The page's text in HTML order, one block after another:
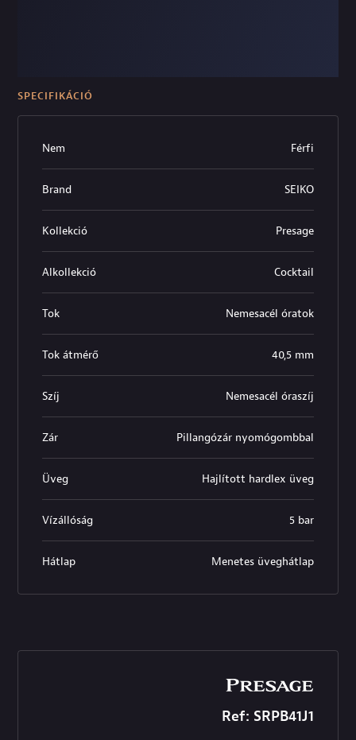
SPECIFIKÁCIÓ
Nem Férfi
Brand SEIKO
Kollekció Presage
Alkollekció Cocktail
Tok Nemesacél óratok
Tok átmérő 40,5 mm
Szíj Nemesacél óraszíj
Zár Pillangózár nyomógombbal
Üveg Hajlított hardlex üveg
Vízállóság 5 bar
Hátlap Menetes üveghátlap
Ref: SRPB41J1